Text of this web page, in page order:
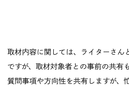
取材内容に関しては、ライターさん
ですが、取材対象者との事前の共有
質問事項や方向性を共有しますが、